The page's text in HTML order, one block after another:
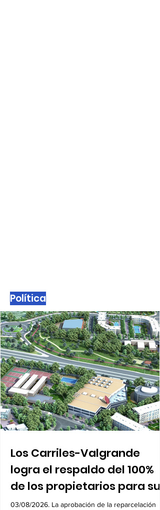
Política
Los Carriles-Valgrande
logra el respaldo del 100%
de los propietarios para sus
8.600 viviendas
03/08/2026. La aprobación de la reparcelación